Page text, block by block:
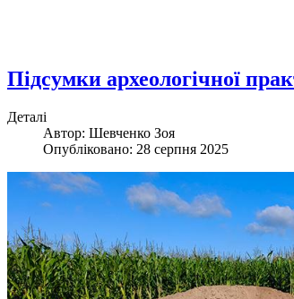
Підсумки археологічної
Деталі
Автор: Шевченко Зоя
Опубліковано: 28 серпня 2025